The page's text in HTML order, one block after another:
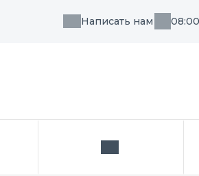
Написать нам
Написать нам